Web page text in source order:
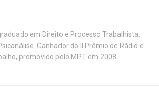
em Direito e Processo Trabalhista.
Ganhador do II Prêmio de Rádio e
promovido pelo MPT em 2008.